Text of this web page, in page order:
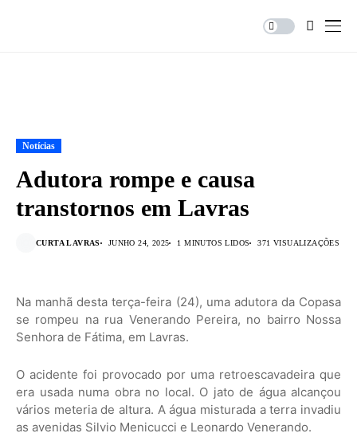
Notícias
Adutora rompe e causa
transtornos em Lavras
CURTA LAVRAS JUNHO 24, 2025 1 MINUTOS LIDOS 371 VISUALIZAÇÕES
Na manhã desta terça-feira (24), uma adutora da Copasa
se rompeu na rua Venerando Pereira, no bairro Nossa
Senhora de Fátima, em Lavras.
O acidente foi provocado por uma retroescavadeira que
era usada numa obra no local. O jato de água alcançou
vários meteria de altura. A água misturada a terra invadiu
as avenidas Silvio Menicucci e Leonardo Venerando.